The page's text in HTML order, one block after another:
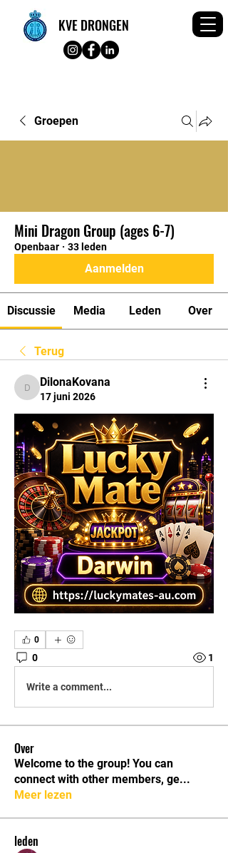
KVE DRONGEN
Groepen
Mini Dragon Group (ages 6-7)
Openbaar · 33 leden
Aanmelden
Discussie Media Leden Over
Terug
DilonaKovana
DilonaKovana
17 juni 2026
0
0 1
Write a comment...
Over
Welcome to the group! You can
connect with other members, ge...
Meer lezen
leden